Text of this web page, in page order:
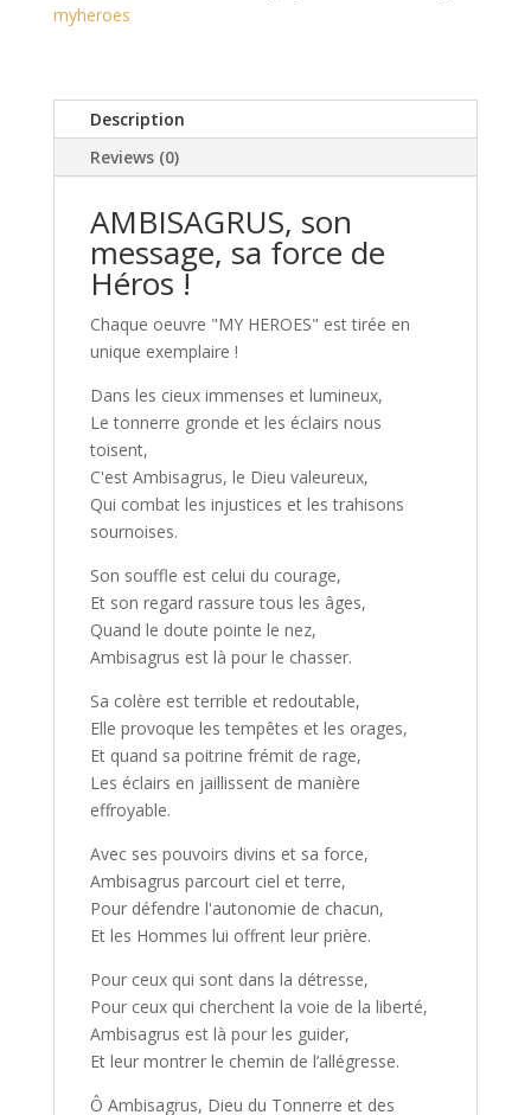
myheroes
Description
Reviews (0)
AMBISAGRUS, son
message, sa force de
Héros !
Chaque oeuvre "MY HEROES" est tirée en
unique exemplaire !
Dans les cieux immenses et lumineux,
Le tonnerre gronde et les éclairs nous
toisent,
C'est Ambisagrus, le Dieu valeureux,
Qui combat les injustices et les trahisons
sournoises.
Son souffle est celui du courage,
Et son regard rassure tous les âges,
Quand le doute pointe le nez,
Ambisagrus est là pour le chasser.
Sa colère est terrible et redoutable,
Elle provoque les tempêtes et les orages,
Et quand sa poitrine frémit de rage,
Les éclairs en jaillissent de manière
effroyable.
Avec ses pouvoirs divins et sa force,
Ambisagrus parcourt ciel et terre,
Pour défendre l'autonomie de chacun,
Et les Hommes lui offrent leur prière.
Pour ceux qui sont dans la détresse,
Pour ceux qui cherchent la voie de la liberté,
Ambisagrus est là pour les guider,
Et leur montrer le chemin de l’allégresse.
Ô Ambisagrus, Dieu du Tonnerre et des